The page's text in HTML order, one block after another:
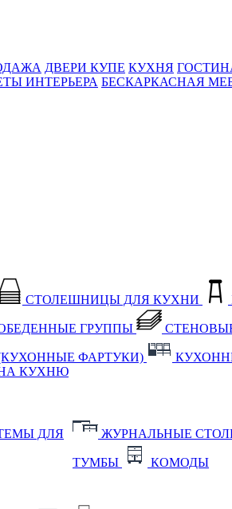
ДВЕРИ КУПЕ КУХНЯ
ИНТЕРЬЕРА БЕСКАРКАСНАЯ
СТОЛЕШНИЦЫ ДЛЯ КУХНИ
ГРУППЫ
ФАРТУКИ)
КУХНЮ
ДЛЯ ЖУРНАЛЬНЫЕ
ТУМБЫ КОМОДЫ